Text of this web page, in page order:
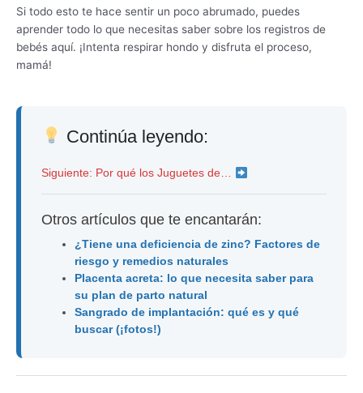
Si todo esto te hace sentir un poco abrumado, puedes
aprender todo lo que necesitas saber sobre los registros de
bebés aquí. ¡Intenta respirar hondo y disfruta el proceso,
mamá!
Continúa leyendo:
Siguiente: Por qué los Juguetes de…
Otros artículos que te encantarán:
¿Tiene una deficiencia de zinc? Factores de
riesgo y remedios naturales
Placenta acreta: lo que necesita saber para
su plan de parto natural
Sangrado de implantación: qué es y qué
buscar (¡fotos!)